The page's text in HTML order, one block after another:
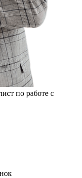
по работе с